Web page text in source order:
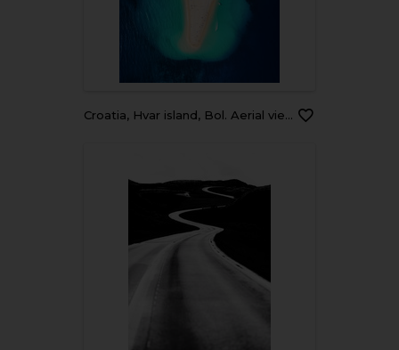
Croatia, Hvar island, Bol. Aerial view at the Zlatni Rat. Beach and sea from air. Famous place in Croatia. Summer seascape from drone. Travel - image